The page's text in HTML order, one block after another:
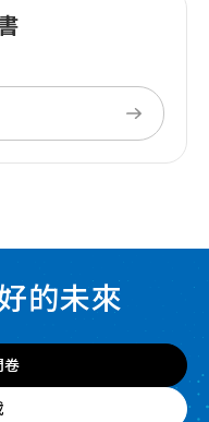
的未來
卷